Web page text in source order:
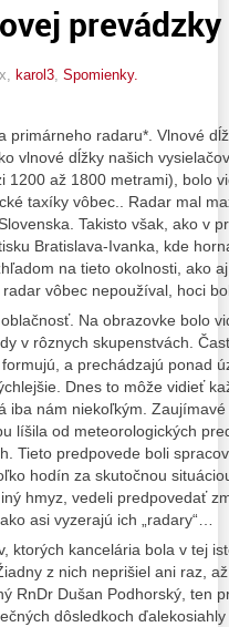
karol3 Spomienky.
primárneho radaru*. Vlnové
vlnové dĺžky našich
1200 až 1800 metrami), bolo
taxíky vôbec.. Radar mal
Takisto však, ako v
Bratislava-Ivanka, kde
na tieto okolnosti, ako
vôbec nepoužíval, hoci
Na obrazovke bolo
v rôznych skupenstvách.
a prechádzajú ponad
Dnes to môže vidieť
iba nám niekoľkým.
líšila od meteorologických
Tieto predpovede boli
hodín za skutočnou
hmyz, vedeli predpovedať
asi vyzerajú ich „radary“…
ktorých kancelária bola v tej
z nich neprišiel ani raz,
RnDr Dušan Podhorský, ten
dôsledkoch